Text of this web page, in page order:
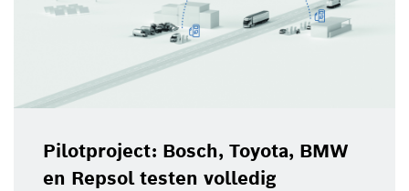
Pilotproject: Bosch, Toyota, BMW
en Repsol testen volledig